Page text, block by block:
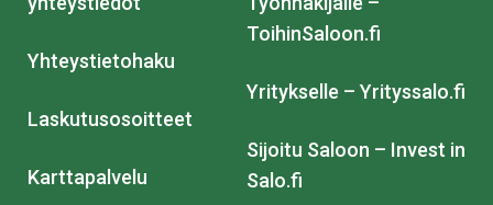
Yhteystietohaku
Laskutusosoitteet
Karttapalvelu
ToihinSaloon.fi
Yritykselle – Yrityssalo.fi
Sijoitu Saloon – Invest in
Salo.fi